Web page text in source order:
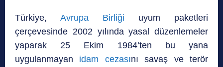
Türkiye, Avrupa Birliği uyum paketleri
çerçevesinde 2002 yılında yasal düzenlemeler
yaparak 25 Ekim 1984’ten bu yana
uygulanmayan idam cezasını savaş ve terör